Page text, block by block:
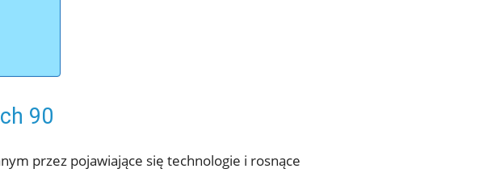
90
przez pojawiające się technologie i rosnące